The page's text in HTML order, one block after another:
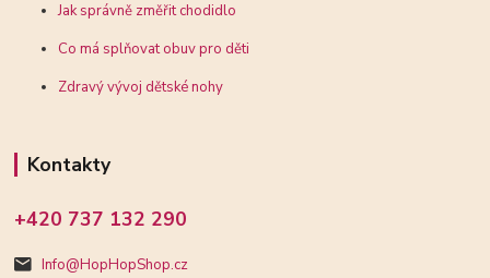
Jak správně změřit chodidlo
Co má splňovat obuv pro děti
Zdravý vývoj dětské nohy
Kontakty
+420 737 132 290
Info@HopHopShop.cz